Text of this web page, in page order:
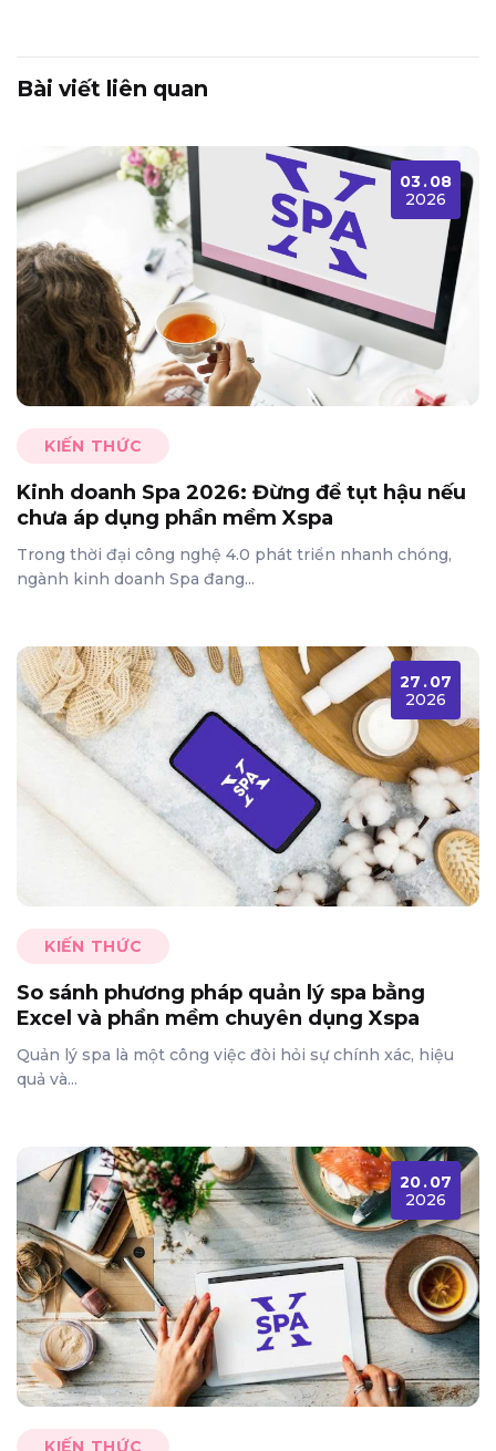
Bài viết liên quan
KIẾN THỨC
Kinh doanh Spa 2026: Đừng để tụt hậu nếu
chưa áp dụng phần mềm Xspa
Trong thời đại công nghệ 4.0 phát triển nhanh chóng,
ngành kinh doanh Spa đang...
03.08
2026
KIẾN THỨC
So sánh phương pháp quản lý spa bằng
Excel và phần mềm chuyên dụng Xspa
Quản lý spa là một công việc đòi hỏi sự chính xác, hiệu
quả và...
27 .07
2026
KIẾN THỨC
20.07
2026